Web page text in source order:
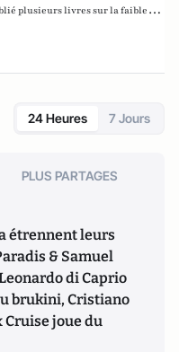
plusieurs livres sur la faiblesse
islamique.
24 Heures 7 Jours
PLUS PARTAGES
étrennent leurs
& Samuel
di Caprio
brukini, Cristiano
Cruise joue du